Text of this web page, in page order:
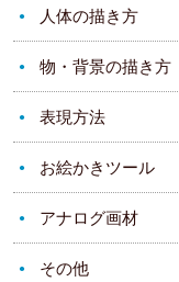
人体の描き方
物・背景の描き方
表現方法
お絵かきツール
アナログ画材
その他